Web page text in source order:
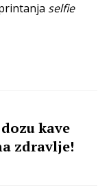
selfie
kave
zdravlje!